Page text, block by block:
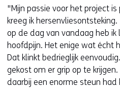
"Mijn passie voor het project is
kreeg ik
op de dag van vandaag heb ik
hoofdpijn. Het enige wat écht
Dat klinkt bedrieglijk
gekost om er grip op te
daarbij een enorme steun had